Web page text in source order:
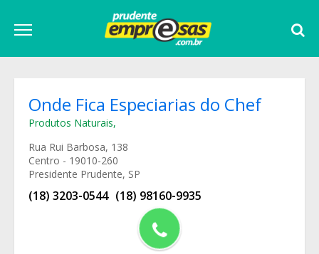
Onde Fica Especiarias do Chef
Produtos Naturais,
Rua Rui Barbosa, 138
Centro - 19010-260
Presidente Prudente, SP
(18) 3203-0544 (18) 98160-9935